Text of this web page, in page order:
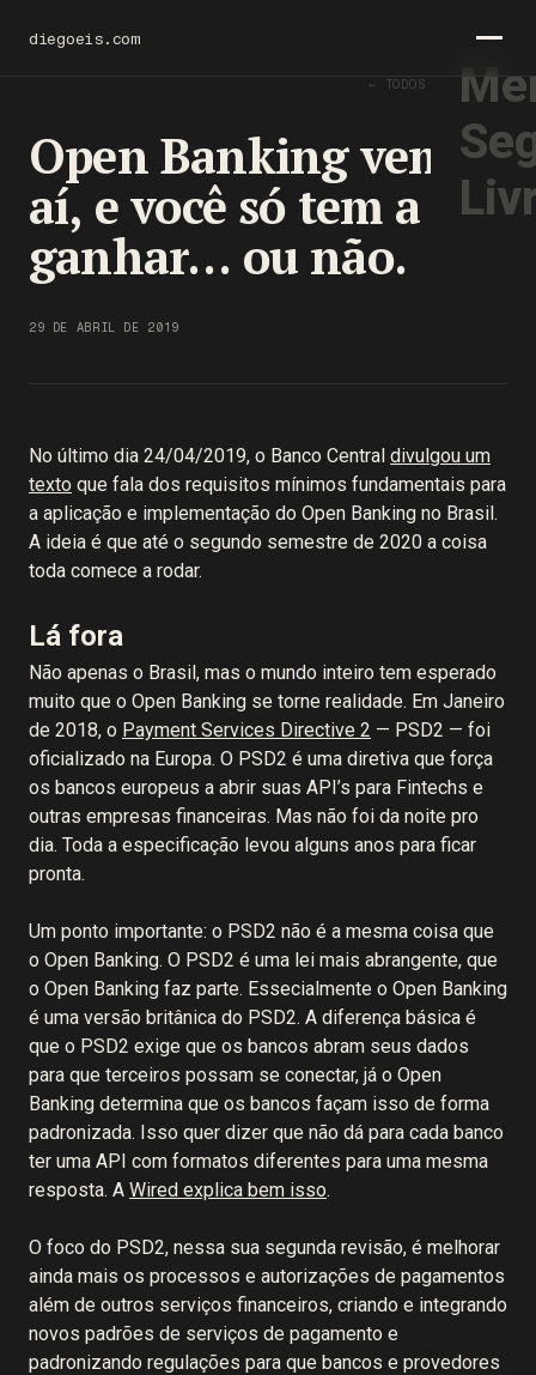
diegoeis.com
← TODOS OS TEXTOS
Open Banking vem
aí, e você só tem a
ganhar… ou não.
29 DE ABRIL DE 2019
No último dia 24/04/2019, o Banco Central divulgou um
texto que fala dos requisitos mínimos fundamentais para
a aplicação e implementação do Open Banking no Brasil.
A ideia é que até o segundo semestre de 2020 a coisa
toda comece a rodar.
Lá fora
Não apenas o Brasil, mas o mundo inteiro tem esperado
muito que o Open Banking se torne realidade. Em Janeiro
de 2018, o Payment Services Directive 2 — PSD2 — foi
oficializado na Europa. O PSD2 é uma diretiva que força
os bancos europeus a abrir suas API’s para Fintechs e
outras empresas financeiras. Mas não foi da noite pro
dia. Toda a especificação levou alguns anos para ficar
pronta.
Um ponto importante: o PSD2 não é a mesma coisa que
o Open Banking. O PSD2 é uma lei mais abrangente, que
o Open Banking faz parte. Essecialmente o Open Banking
é uma versão britânica do PSD2. A diferença básica é
que o PSD2 exige que os bancos abram seus dados
para que terceiros possam se conectar, já o Open
Banking determina que os bancos façam isso de forma
padronizada. Isso quer dizer que não dá para cada banco
ter uma API com formatos diferentes para uma mesma
resposta. A Wired explica bem isso.
O foco do PSD2, nessa sua segunda revisão, é melhorar
ainda mais os processos e autorizações de pagamentos
além de outros serviços financeiros, criando e integrando
novos padrões de serviços de pagamento e
padronizando regulações para que bancos e provedores